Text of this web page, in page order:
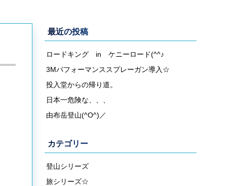
最近の投稿
ロードキング in ケニーロード(^^♪
3Mパフォーマンススプレーガン導入☆
投入堂からの帰り道。
日本一危険な、、、
由布岳登山(^O^)／
カテゴリー
登山シリーズ
旅シリーズ☆